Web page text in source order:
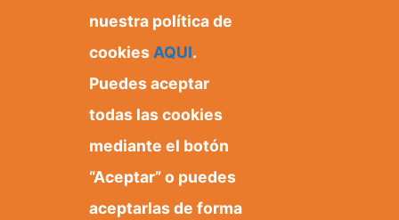
Ayuntamiento de Orxeta
Plaza Dr. Ferrándiz, 1
+3496 685 50 80
nuestra política de
cookies AQUI.
Puedes aceptar
todas las cookies
mediante el botón
“Aceptar” o puedes
aceptarlas de forma